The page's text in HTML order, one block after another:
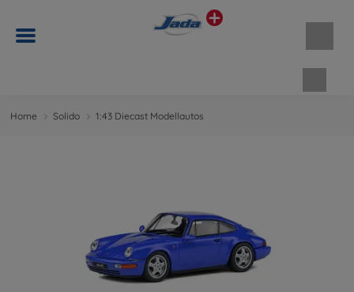
Home Solido 1:43 Diecast Modellautos